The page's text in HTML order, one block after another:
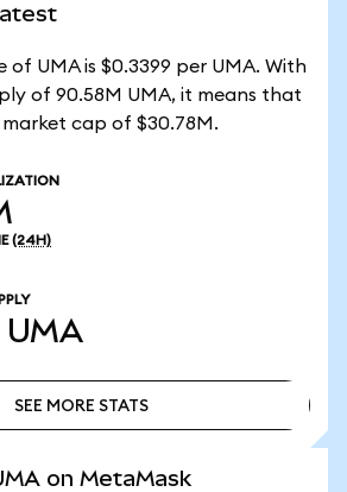
of UMA is $0.3399 per UMA. With
of 90.58M UMA, it means that
cap of $30.78M.
(24H)
UMA
SEE MORE STATS
on MetaMask